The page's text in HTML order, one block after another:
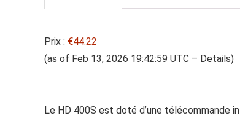
Prix : €44.22
(as of Feb 13, 2026 19:42:59 UTC – Details)
Le HD 400S est doté d’une télécommande